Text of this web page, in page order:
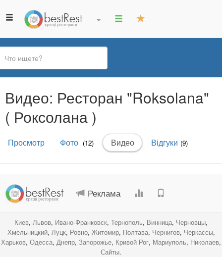
Вы
здесь
Видео: Ресторан "Roksolana"
( Роксолана )
Главные
Просмотр Фото (12) Видео(активная
вкладка)
Відгуки (9)
Реклама
Киев, Львов, Ивано-Франковск, Тернополь, Винница, Черновцы,
Хмельницкий, Луцк, Ровно, Житомир, Полтава, Чернигов, Черкассы,
Харьков, Одесса, Днепр, Запорожье, Кривой Рог, Мариуполь, Николаев,
Сайты.